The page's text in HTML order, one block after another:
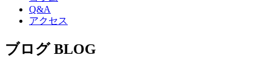
Q&A
アクセス
ブログ BLOG